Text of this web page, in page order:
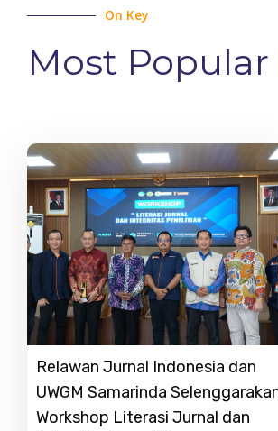
On Key
Most Popular
Relawan Jurnal Indonesia dan
UWGM Samarinda
Workshop Literasi Jurnal dan